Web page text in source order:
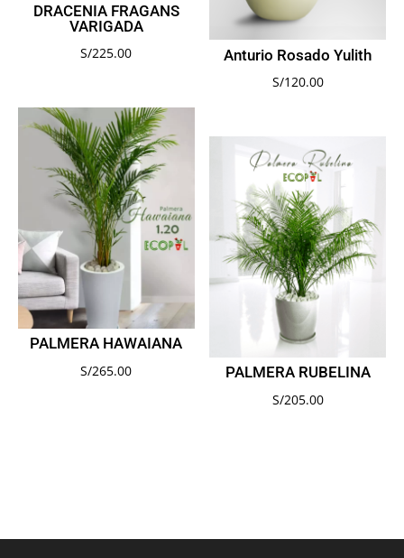
DRACENIA FRAGANS
VARIGADA
S/225.00 Anturio Rosado Yulith
S/120.00
PALMERA HAWAIANA
S/265.00 PALMERA RUBELINA
S/205.00